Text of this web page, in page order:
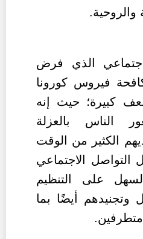
الذي فرض
فيروس كورونا
كبيرة؛ حيث إنه
بالعزلة
الكثير من الوقت
التواصل الاجتماعي
على التنظيم
وتجنيدهم أيضًا بما
متطرفين.